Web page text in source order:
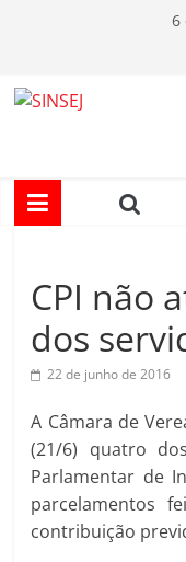
conteúdo
6
I
S
E
CPI não
dos
22 de junho de 2016
A Câmara de
(21/6) quatro
Parlamentar de
parcelamentos
contribuição